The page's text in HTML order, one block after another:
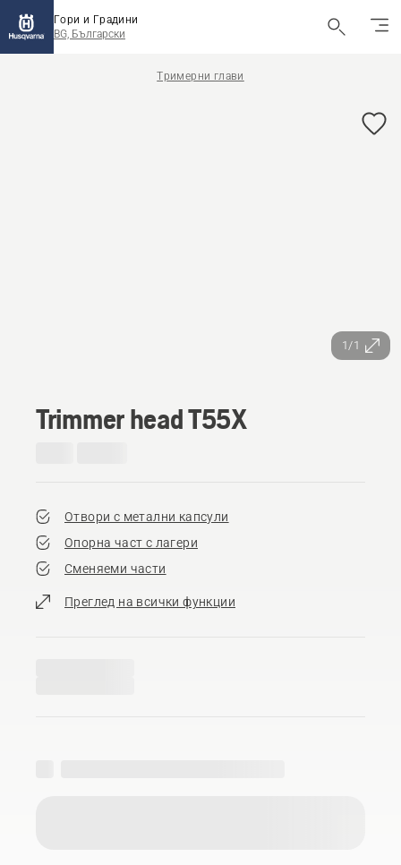
Гори и Градини
BG, Български
Тримерни глави
1/1
Trimmer head T55X
Отвори с метални капсули
Опорна част с лагери
Сменяеми части
Преглед на всички функции